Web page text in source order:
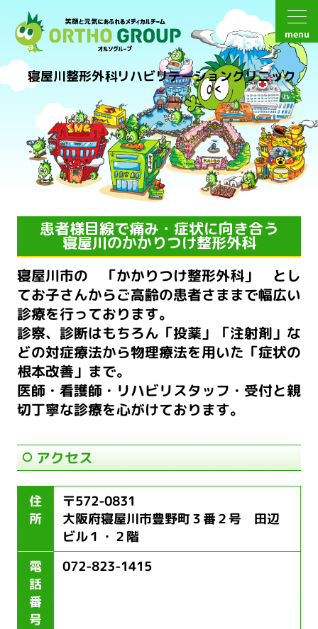
menu
寝屋川整形外科リハビリテーションクリニック
患者様目線で痛み・症状に向き合う
寝屋川のかかりつけ整形外科
寝屋川市の 「かかりつけ整形外科」 とし
てお子さんからご高齢の患者さままで幅広い
診療を行っております。
診察、診断はもちろん「投薬」「注射剤」な
どの対症療法から物理療法を用いた「症状の
根本改善」まで。
医師・看護師・リハビリスタッフ・受付と親
切丁寧な診療を心がけております。
アクセス
住
所
〒572-0831
大阪府寝屋川市豊野町３番２号 田辺
ビル１・２階
電
話
番
号
072-823-1415